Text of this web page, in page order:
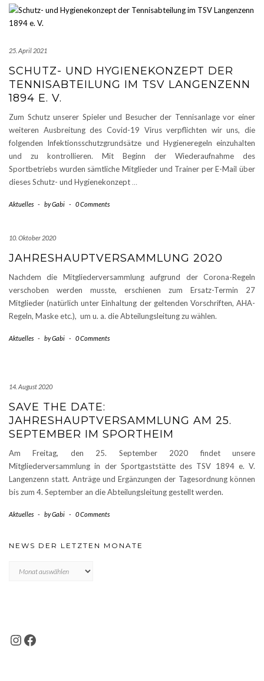
25. April 2021
SCHUTZ- UND HYGIENEKONZEPT DER
TENNISABTEILUNG IM TSV LANGENZENN
1894 E. V.
Zum Schutz unserer Spieler und Besucher der Tennisanlage vor einer
weiteren Ausbreitung des Covid-19 Virus verpflichten wir uns, die
folgenden Infektionsschutzgrundsätze und Hygieneregeln einzuhalten
und zu kontrollieren. Mit Beginn der Wiederaufnahme des
Sportbetriebs wurden sämtliche Mitglieder und Trainer per E-Mail über
dieses Schutz- und Hygienekonzept…
Aktuelles - byGabi - 0 Comments
10. Oktober 2020
JAHRESHAUPTVERSAMMLUNG 2020
Nachdem die Mitgliederversammlung aufgrund der Corona-Regeln
verschoben werden musste, erschienen zum Ersatz-Termin 27
Mitglieder (natürlich unter Einhaltung der geltenden Vorschriften, AHA-
Regeln, Maske etc.), um u. a. die Abteilungsleitung zu wählen.
Aktuelles - byGabi - 0 Comments
14. August 2020
SAVE THE DATE:
JAHRESHAUPTVERSAMMLUNG AM 25.
SEPTEMBER IM SPORTHEIM
Am Freitag, den 25. September 2020 findet unsere
Mitgliederversammlung in der Sportgaststätte des TSV 1894 e. V.
Langenzenn statt. Anträge und Ergänzungen der Tagesordnung können
bis zum 4. September an die Abteilungsleitung gestellt werden.
Aktuelles - byGabi - 0 Comments
NEWS DER LETZTEN MONATE
der
INSTAGRAM
FACEBOOK